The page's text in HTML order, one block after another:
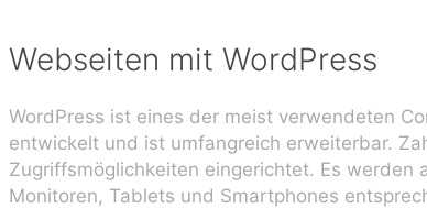
Webseiten mit WordPress
WordPress ist eines der meist verwendeten
entwickelt und ist umfangreich erweiterbar.
Zugriffsmöglichkeiten eingerichtet. Es werden
Monitoren, Tablets und Smartphones